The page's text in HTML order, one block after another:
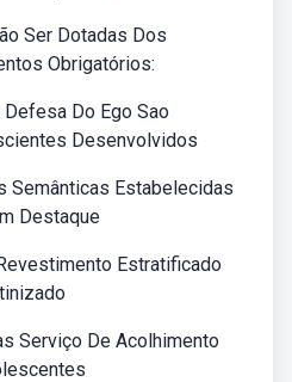
Ser Dotadas Dos
Obrigatórios:
Do Ego Sao
Desenvolvidos
Semânticas Estabelecidas
Destaque
Estratificado
Serviço De Acolhimento